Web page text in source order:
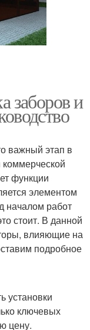
заборов и
важный этап в
коммерческой
функции
элементом
началом работ
стоит. В данной
влияющие на
подробное
установки
ключевых
цену.